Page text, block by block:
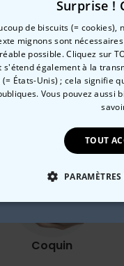
Catégorie
Coquin
Surprise !
de biscuits (=
mignons sont
possible. Cliquez sur
également à la
États-Unis) ; cela signifie
Vous pouvez
TOUT
% de
Oui,